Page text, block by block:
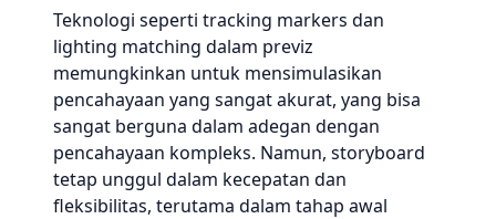
Teknologi seperti tracking markers dan
lighting matching dalam previz
memungkinkan untuk mensimulasikan
pencahayaan yang sangat akurat, yang bisa
sangat berguna dalam adegan dengan
pencahayaan kompleks. Namun, storyboard
tetap unggul dalam kecepatan dan
fleksibilitas, terutama dalam tahap awal